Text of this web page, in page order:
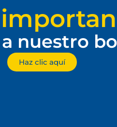
nuestro
Haz clic aquí